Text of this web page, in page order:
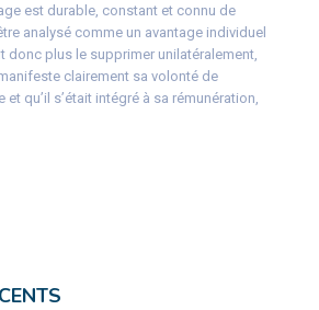
est durable, constant et connu de
analysé comme un avantage individuel
donc plus le supprimer unilatéralement,
clairement sa volonté de
et qu’il s’était intégré à sa rémunération,